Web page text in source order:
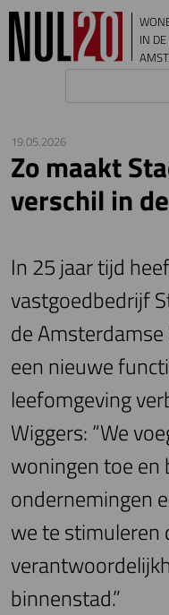
Overslaan en naar de inhoud
IN
19.05.2026
Zo maakt
verschil in
In 25 jaar tijd
vastgoedbedrijf
de
een nieuwe
leefomgeving
Wiggers: “We
woningen toe en
ondernemingen
we te stimuleren
binnenstad.”